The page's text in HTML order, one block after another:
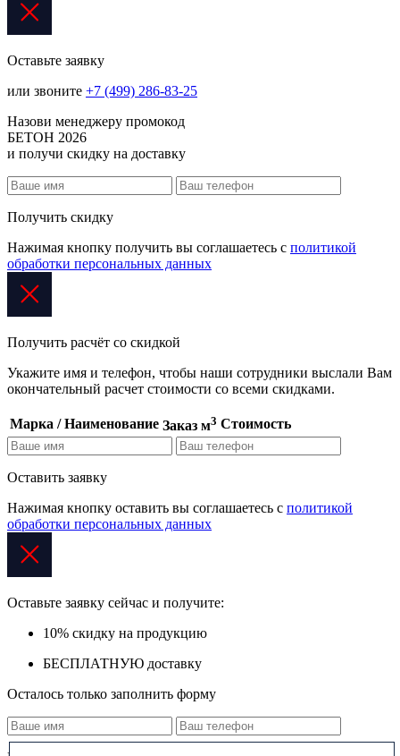
Оставьте заявку
или звоните +7 (499) 286-83-25
Назови менеджеру промокод
БЕТОН 2026
и получи скидку на доставку
Получить скидку
Нажимая кнопку получить вы соглашаетесь с политикой
обработки персональных данных
Получить расчёт со скидкой
Укажите имя и телефон, чтобы наши сотрудники выслали Вам
окончательный расчет стоимости со всеми скидками.
Марка / Наименование Заказ м3 Стоимость
Оставить заявку
Нажимая кнопку оставить вы соглашаетесь с политикой
обработки персональных данных
Оставьте заявку сейчас и получите:
10% скидку на продукцию
БЕСПЛАТНУЮ доставку
Осталось только заполнить форму